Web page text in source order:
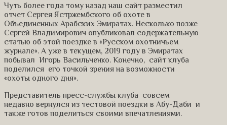
Чуть более года тому назад наш сайт разместил
отчет Сергея Ястржембского об охоте в
Объединенных Арабских Эмиратах. Несколько позже
Сергей Владимирович опубликовал содержательную
статью об этой поездке в «Русском охотничьем
журнале». А уже в текущем, 2019 году в Эмиратах
побывал Игорь Васильченко. Конечно, сайт клуба
поделился его точкой зрения на возможности
«охоты одного дня».
Представитель пресс-службы клуба совсем
недавно вернулся из тестовой поездки в Абу-Даби и
также готов поделиться своими впечатлениями.